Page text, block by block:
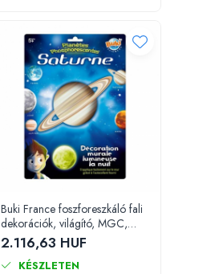
Buki France foszforeszkáló fali
dekorációk, világító, MGC,
Szaturnusz
2.116,63 HUF
KÉSZLETEN